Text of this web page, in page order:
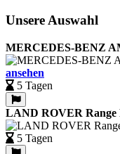
Unsere Auswahl
MERCEDES-BENZ
ansehen
5 Tagen
LAND ROVER Range
5 Tagen